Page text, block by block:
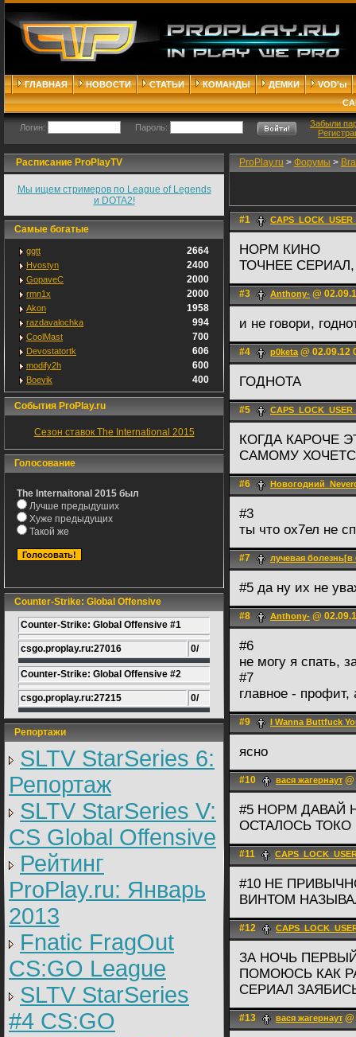
ГЛАВНАЯ НОВОСТИ СТАТЬИ КОМАНДЫ ДЕМКИ
VOD'ы
Логин: Пароль:
Забыли
Расписание ProPlayTV
Мы ищем стримеров по League of Legends
и DOTA2!
Самые богатые
ggtt 2664
Hvostyn 2400
GopaveC 2000
rmn1x 2000
Akon 1958
razdavalochka 994
CoolMast 700
Devostatortk 606
modify2h 600
Boevik 400
События ProPlay.ru
Сезон ставок The International 2015
Голосование
The Internaitonal 2015 был
Лучше предыдуших
Хуже предыдущих
Такой же
Counter-Strike: Global Offensive
Counter-Strike: Global Offensive #1
csgo.proplay.ru:27016 0/
Counter-Strike: Global Offensive #2
csgo.proplay.ru:27215 0/
Репортажи
SLTV StarSeries 6:
Репортаж
SLTV StarSeries V:
CS Global Offensive
Рейтинг
ProPlay.ru: Январь
2013
Fnatic FragOut
CS:GO League
SLTV StarSeries
#4 CS:GO
ProPlay.ru > Форумы >
#1
НОРМ КИНО
ТОЧНЕЕ
#3 Anthony- @
и не говори,
#4 p0keta@ 02.09.12
ГОДНОТА
#5
КОГДА КАРОЧЕ
САМОМУ
#6
#3
ты что ох7ел не
#7 лучевая болезнь[в
#5 да ну их не
#8 Anthony- @
#6
не могу я спать,
#7
главное -
#9 I Wanna Buttfuck
ясно
#10 вася жагернаут
#5 НОРМ ДАВАЙ
ОСТАЛОСЬ
#11
#10 НЕ
ВИНТОМ
#12
ЗА НОЧЬ
ПОМОЮСЬ КАК
СЕРИАЛ
#13 вася жагернаут